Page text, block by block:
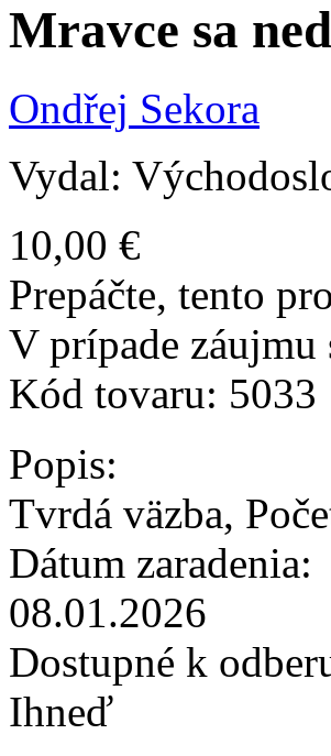
Mravce sa
Ondřej Sekora
Vydal:
10,00 €
Prepáčte, tento
V prípade záujmu
Kód tovaru: 5033
Popis:
Tvrdá väzba,
Dátum zaradenia:
08.01.2026
Dostupné k
Ihneď